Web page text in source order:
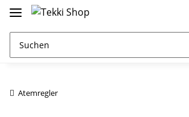
Atemregler